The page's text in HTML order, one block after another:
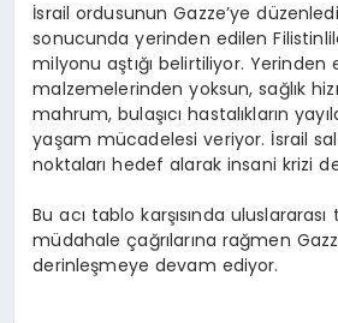
İsrail ordusunun Gazze’ye
sonucunda yerinden edilen
milyonu aştığı belirtiliyor. Yerinden
malzemelerinden yoksun, sağlık
mahrum, bulaşıcı hastalıkların
yaşam mücadelesi veriyor. İsrail
noktaları hedef alarak insani krizi
Bu acı tablo karşısında
müdahale çağrılarına rağmen
derinleşmeye devam ediyor.